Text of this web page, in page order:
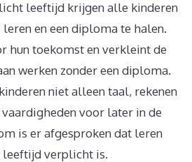
leeftijd krijgen alle kinderen
en een diploma te halen.
hun toekomst en verkleint de
werken zonder een diploma.
niet alleen taal, rekenen
voor later in de
is er afgesproken dat leren
leeftijd verplicht is.